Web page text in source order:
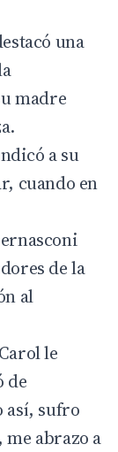
una
madre
a su
cuando en
de la
al
le
de
así, sufro
abrazo a